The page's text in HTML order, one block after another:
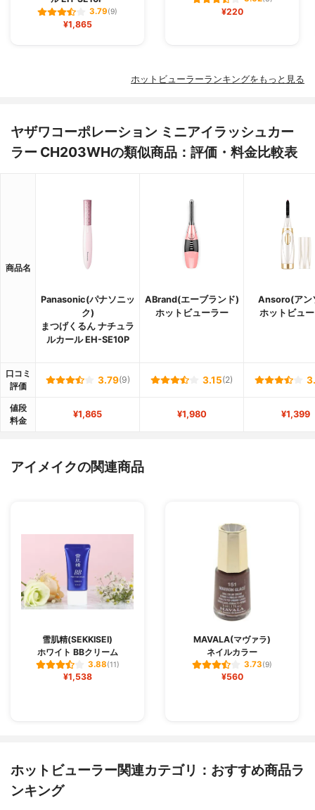
3.79(9)
¥1,865
¥220
ホットビューラーランキングをもっと見る
ヤザワコーポレーション ミニアイラッシュカー
ラー CH203WHの類似商品：評価・料金比較表
商品名
Panasonic(パナソニッ
ク)
まつげくるん ナチュラ
ルカール EH-SE10P
ABrand(エーブランド)
ホットビューラー
Ansoro(アン
ホットビュ
口コミ
評価
3.79(9) 3.15(2)
値段
料金
¥1,865 ¥1,980 ¥1,399
アイメイクの関連商品
雪肌精(SEKKISEI)
ホワイト BBクリーム
3.88(11)
¥1,538
MAVALA(マヴァラ)
ネイルカラー
3.73(9)
¥560
ホットビューラー関連カテゴリ：おすすめ商品ラ
ンキング